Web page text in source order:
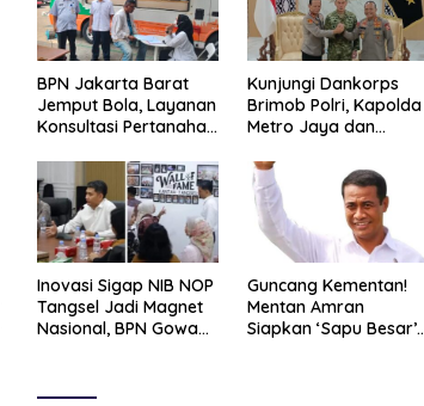
BPN Jakarta Barat
Jemput Bola, Layanan
Konsultasi Pertanahan
Tengah Masyarakat
Kunjungi Dankorps
Brimob Polri, Kapolda
Metro Jaya dan
Perkuat Soliditas TNI-
Polri
Inovasi Sigap NIB NOP
Tangsel Jadi Magnet
Nasional, BPN Gowa
Pertanahan
Guncang Kementan!
Mentan Amran
Siapkan ‘Sapu Besar’,